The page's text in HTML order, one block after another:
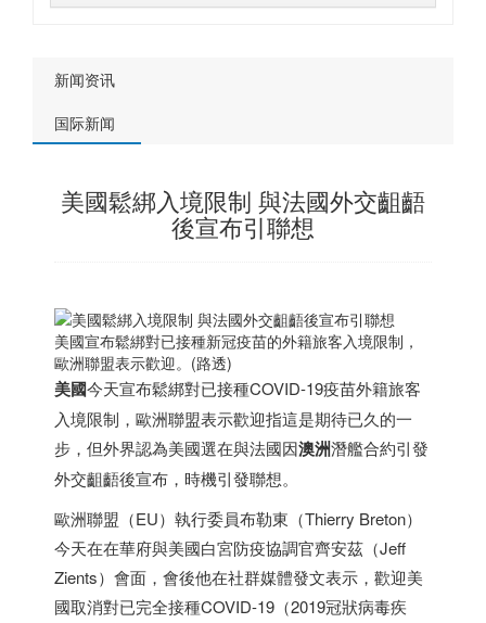
新闻资讯
国际新闻
美國鬆綁入境限制 與法國外交齟齬
後宣布引聯想
美國宣布鬆綁對已接種新冠疫苗的外籍旅客入境限制，
歐洲聯盟表示歡迎。(路透)
美國今天宣布鬆綁對已接種COVID-19疫苗外籍旅客
入境限制，歐洲聯盟表示歡迎指這是期待已久的一
步，但外界認為美國選在與法國因澳洲潛艦合約引發
外交齟齬後宣布，時機引發聯想。
歐洲聯盟（EU）執行委員布勒東（Thierry Breton）
今天在在華府與美國白宮防疫協調官齊安茲（Jeff
Zients）會面，會後他在社群媒體發文表示，歡迎美
國取消對已完全接種COVID-19（2019冠狀病毒疾